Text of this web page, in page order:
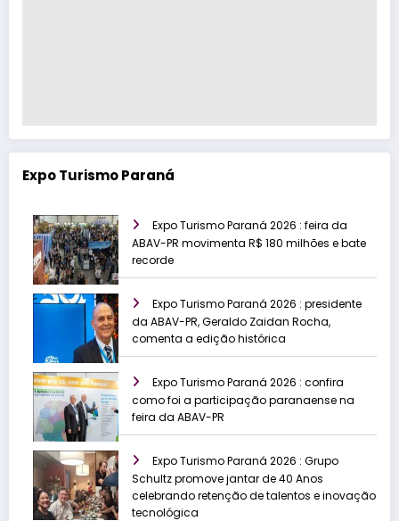
Expo Turismo Paraná
Expo Turismo Paraná 2026 : feira da
ABAV-PR movimenta R$ 180 milhões e bate
recorde
Expo Turismo Paraná 2026 : presidente
da ABAV-PR, Geraldo Zaidan Rocha,
comenta a edição histórica
Expo Turismo Paraná 2026 : confira
como foi a participação paranaense na
feira da ABAV-PR
Expo Turismo Paraná 2026 : Grupo
Schultz promove jantar de 40 Anos
celebrando retenção de talentos e inovação
tecnológica